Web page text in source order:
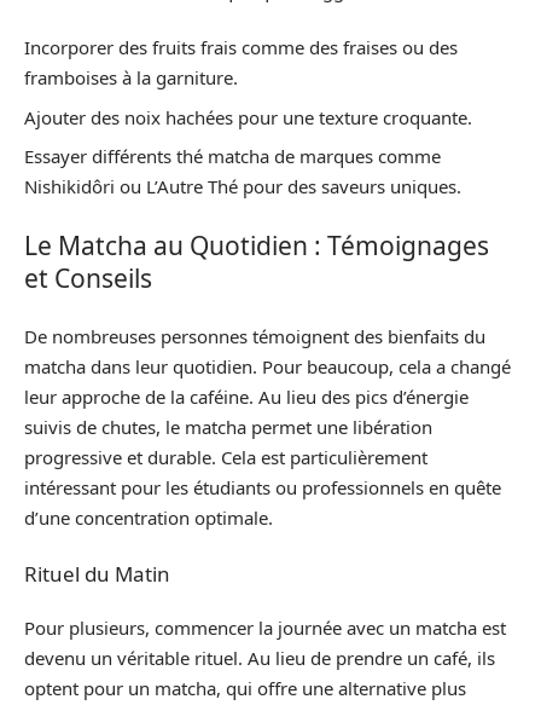
Incorporer des fruits frais comme des fraises ou des
framboises à la garniture.
Ajouter des noix hachées pour une texture croquante.
Essayer différents thé matcha de marques comme
Nishikidôri ou L’Autre Thé pour des saveurs uniques.
Le Matcha au Quotidien : Témoignages
et Conseils
De nombreuses personnes témoignent des bienfaits du
matcha dans leur quotidien. Pour beaucoup, cela a changé
leur approche de la caféine. Au lieu des pics d’énergie
suivis de chutes, le matcha permet une libération
progressive et durable. Cela est particulièrement
intéressant pour les étudiants ou professionnels en quête
d’une concentration optimale.
Rituel du Matin
Pour plusieurs, commencer la journée avec un matcha est
devenu un véritable rituel. Au lieu de prendre un café, ils
optent pour un matcha, qui offre une alternative plus